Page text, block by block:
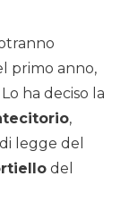
primo anno,
ha deciso la
,
legge del
del